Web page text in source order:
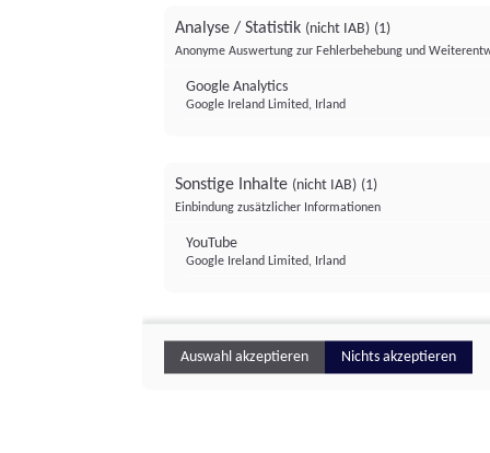
Analyse / Statistik (nicht IAB) (1)
Anonyme Auswertung zur Fehlerbehebung und
Google Analytics
Google Ireland Limited, Irland
Sonstige Inhalte (nicht IAB) (1)
Einbindung zusätzlicher Informationen
YouTube
Google Ireland Limited, Irland
Auswahl akzeptieren Nichts akzeptieren